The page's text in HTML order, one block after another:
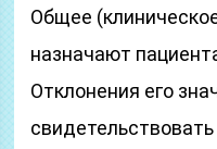
Общее
назначают
Отклонения его